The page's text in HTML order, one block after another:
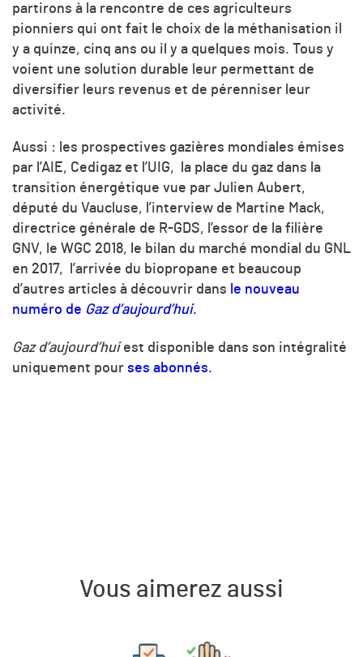
partirons à la rencontre de ces agriculteurs
pionniers qui ont fait le choix de la méthanisation il
y a quinze, cinq ans ou il y a quelques mois. Tous y
voient une solution durable leur permettant de
diversifier leurs revenus et de pérenniser leur
activité.
Aussi : les prospectives gazières mondiales émises
par l’AIE, Cedigaz et l’UIG, la place du gaz dans la
transition énergétique vue par Julien Aubert,
député du Vaucluse, l’interview de Martine Mack,
directrice générale de R-GDS, l’essor de la filière
GNV, le WGC 2018, le bilan du marché mondial du GNL
en 2017, l’arrivée du biopropane et beaucoup
d’autres articles à découvrir dans le nouveau
numéro de Gaz d’aujourd’hui.
Gaz d’aujourd’huiest disponible dans son intégralité
uniquement pour ses abonnés.
Vous aimerez aussi